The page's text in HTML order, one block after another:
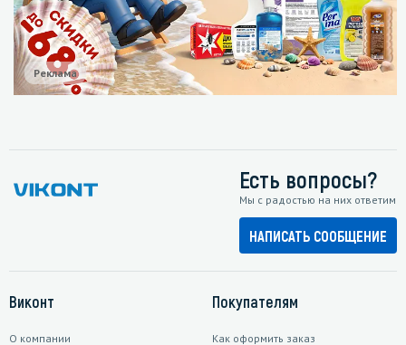
Реклама
Есть вопросы?
Мы с радостью на них ответим
НАПИСАТЬ СООБЩЕНИЕ
Виконт
О компании
Покупателям
Как оформить заказ